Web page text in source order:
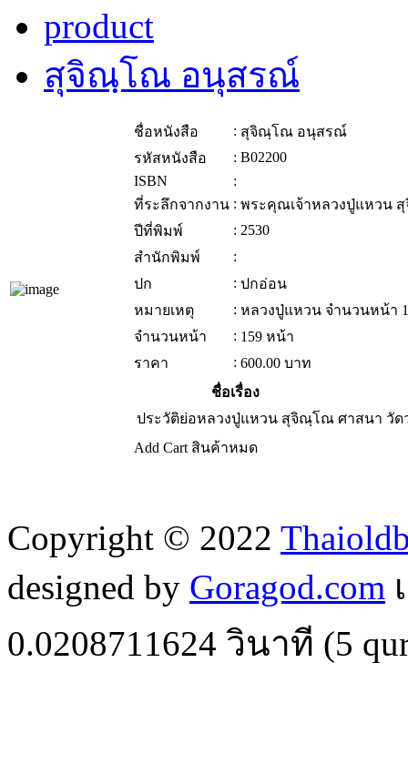
product
สุจิณฺโณ อนุสรณ์
ชื่อหนังสือ : สุจิณฺโณ อนุสรณ์
รหัสหนังสือ
: B02200
ISBN
:
ที่ระลึกจากงาน : พระคุณเจ้าหลวงปู่แหวน
ปีที่พิมพ์
: 2530
สำนักพิมพ์
:
ปก
: ปกอ่อน
หมายเหตุ
: หลวงปู่แหวน จำนวนหน้า
จำนวนหน้า
: 159 หน้า
ราคา
: 600.00 บาท
ชื่อเรื่อง
ประวัติย่อหลวงปู่แหวน สุจิณฺโณ ศาสนา วัด
Add Cart สินค้าหมด
Copyright © 2022
designed by Goragod.com
0.0208711624 วินาที (5